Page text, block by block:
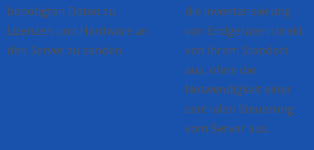
benötigten Daten zu
Lizenzen und Hardware an
den Server zu senden.
die Inventarisierung
von Endgeräten direkt
von ihrem Standort
aus, ohne die
Notwendigkeit einer
zentralen Steuerung
vom Server aus.